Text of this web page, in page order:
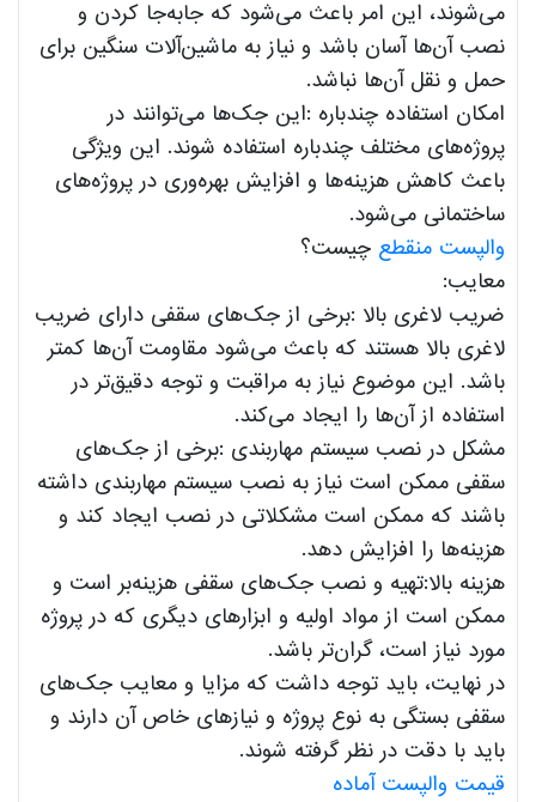
می‌شوند، این امر باعث می‌شود که جابه‌جا کردن و
نصب آن‌ها آسان باشد و نیاز به ماشین‌آلات سنگین برای
حمل و نقل آن‌ها نباشد.
امکان استفاده چندباره :این جک‌ها می‌توانند در
پروژه‌های مختلف چندباره استفاده شوند. این ویژگی
باعث کاهش هزینه‌ها و افزایش بهره‌وری در پروژه‌های
ساختمانی می‌شود.
والپست منقطع چیست؟
معایب:
ضریب لاغری بالا :برخی از جک‌های سقفی دارای ضریب
لاغری بالا هستند که باعث می‌شود مقاومت آن‌ها کمتر
باشد. این موضوع نیاز به مراقبت و توجه دقیق‌تر در
استفاده از آن‌ها را ایجاد می‌کند.
مشکل در نصب سیستم مهاربندی :برخی از جک‌های
سقفی ممکن است نیاز به نصب سیستم مهاربندی داشته
باشند که ممکن است مشکلاتی در نصب ایجاد کند و
هزینه‌ها را افزایش دهد.
هزینه بالا:تهیه و نصب جک‌های سقفی هزینه‌بر است و
ممکن است از مواد اولیه و ابزارهای دیگری که در پروژه
مورد نیاز است، گران‌تر باشد.
در نهایت، باید توجه داشت که مزایا و معایب جک‌های
سقفی بستگی به نوع پروژه و نیازهای خاص آن دارند و
باید با دقت در نظر گرفته شوند.
قیمت والپست آماده